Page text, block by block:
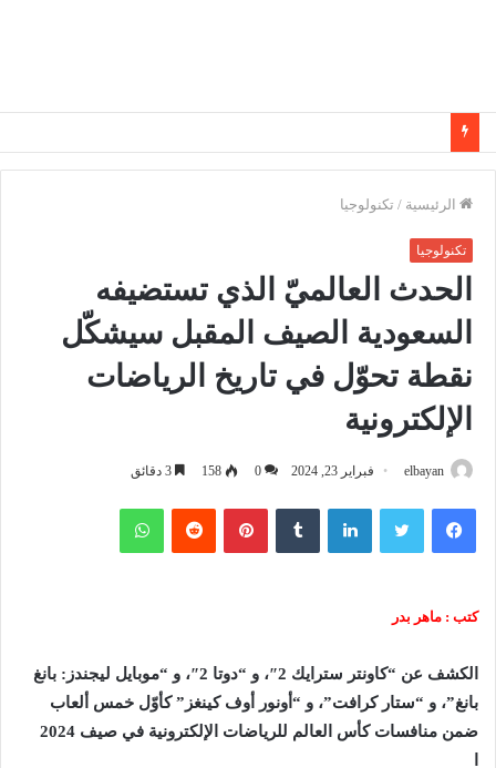
الرئيسية / تكنولوجيا
تكنولوجيا
الحدث العالميّ الذي تستضيفه
السعودية الصيف المقبل سيشكّل
نقطة تحوّل في تاريخ الرياضات
الإلكترونية
elbayan فبراير 23, 2024 0
158
فيسبوك لينكدإن بينتيريست
كتب : ماهر بدر
الكشف عن “كاونتر سترايك 2″، و “دوتا 2″، و “موبايل ليجندز: بانغ
بانغ”، و “ستار كرافت”، و “أونور أوف كينغز” كأوّل خمس ألعاب
ضمن منافسات كأس العالم للرياضات الإلكترونية في صيف 2024